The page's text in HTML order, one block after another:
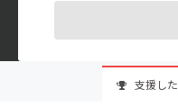
支援した